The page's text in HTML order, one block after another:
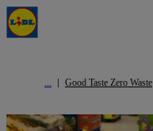
Good Taste Zero Waste